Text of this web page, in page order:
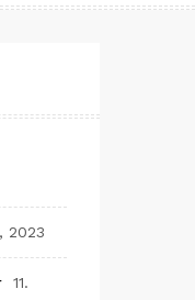
2023
11.